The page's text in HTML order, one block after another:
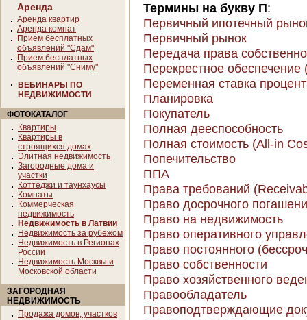
Аренда
Аренда квартир
Аренда комнат
Прием бесплатных
объявлений "Сдам"
Прием бесплатных
объявлений "Сниму"
ВЕБИНАРЫ ПО
НЕДВИЖИМОСТИ
ФОТОКАТАЛОГ
Квартиры
Квартиры в
строящихся домах
Элитная недвижимость
Загородные дома и
участки
Коттеджи и таунхаусы
Комнаты
Коммерческая
недвижимость
Недвижимость в Латвии
Недвижимость за рубежом
Недвижимость в Регионах
России
Недвижимость Москвы и
Московской области
ЗАГОРОДНАЯ
НЕДВИЖИМОСТЬ
Продажа домов, участков
Термины на букву П:
Первичный ипотечный
Первичный рынок
Передача права
Перекрестное
Переменная ставка
Планировка
Покупатель
Полная дееспособность
Полная стоимость (All-in
Попечительство
ППА
Права требований
Право досрочного
Право на недвижимость
Право оперативного
Право постоянного
Право собственности
Право хозяйственного
Правообладатель
Правоподтверждающие